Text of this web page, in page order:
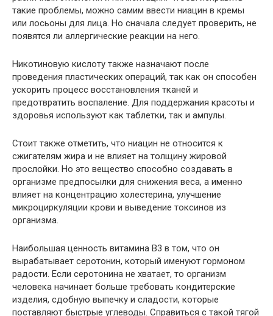
такие проблемы, можно самим ввести ниацин в кремы
или лосьоны для лица. Но сначала следует проверить, не
появятся ли аллергические реакции на него.
Никотиновую кислоту также назначают после
проведения пластических операций, так как он способен
ускорить процесс восстановления тканей и
предотвратить воспаление. Для поддержания красоты и
здоровья используют как таблетки, так и ампулы.
Стоит также отметить, что ниацин не относится к
сжигателям жира и не влияет на толщину жировой
прослойки. Но это вещество способно создавать в
организме предпосылки для снижения веса, а именно
влияет на концентрацию холестерина, улучшение
микроциркуляции крови и выведение токсинов из
организма.
Наибольшая ценность витамина В3 в том, что он
вырабатывает серотонин, который именуют гормоном
радости. Если серотонина не хватает, то организм
человека начинает больше требовать кондитерские
изделия, сдобную выпечку и сладости, которые
поставляют быстрые углеводы. Справиться с такой тягой